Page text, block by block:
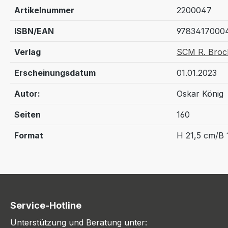
Artikelnummer 2200047
ISBN/EAN
Verlag SCM R.
Erscheinungsdatum 01.01.2023
Autor: Oskar König
Seiten 160
Format H 21,5 cm/B
Service-Hotline
Unterstützung und Beratung unter: